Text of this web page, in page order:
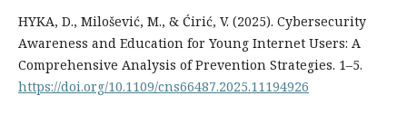
HYKA, D., Milošević, M., & Ćirić, V. (2025). Cybersecurity
Awareness and Education for Young Internet Users: A
Comprehensive Analysis of Prevention Strategies. 1–5.
https://doi.org/10.1109/cns66487.2025.11194926